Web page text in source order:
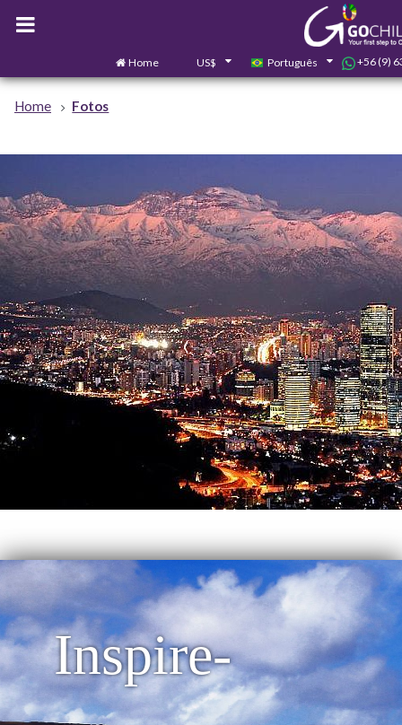
Home US$ Português +56 (9)
Home Fotos
Inspire-